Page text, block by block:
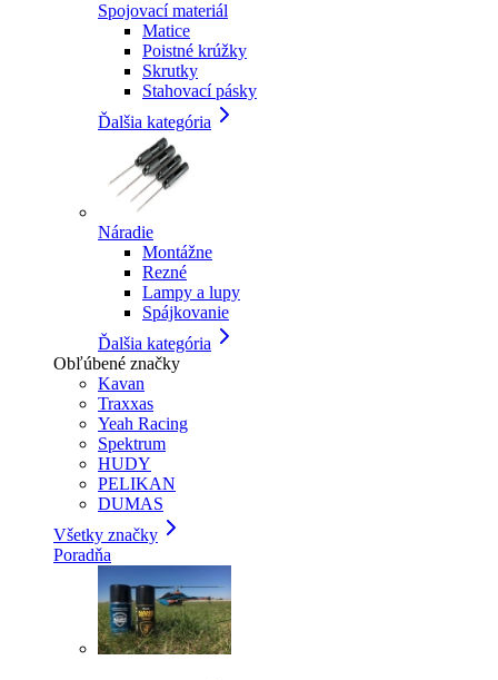
Spojovací materiál
Matice
Poistné krúžky
Skrutky
Stahovací pásky
Ďalšia kategória
Náradie
Montážne
Rezné
Lampy a lupy
Spájkovanie
Ďalšia kategória
Obľúbené značky
Kavan
Traxxas
Yeah Racing
Spektrum
HUDY
PELIKAN
DUMAS
Všetky značky
Poradňa